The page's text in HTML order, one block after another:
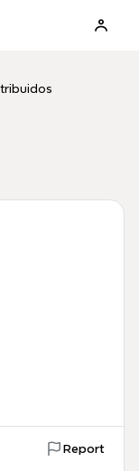
Report